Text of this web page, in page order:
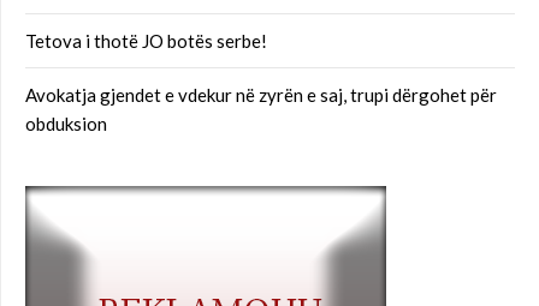
Tetova i thotë JO botës serbe!
Avokatja gjendet e vdekur në zyrën e saj, trupi dërgohet për
obduksion